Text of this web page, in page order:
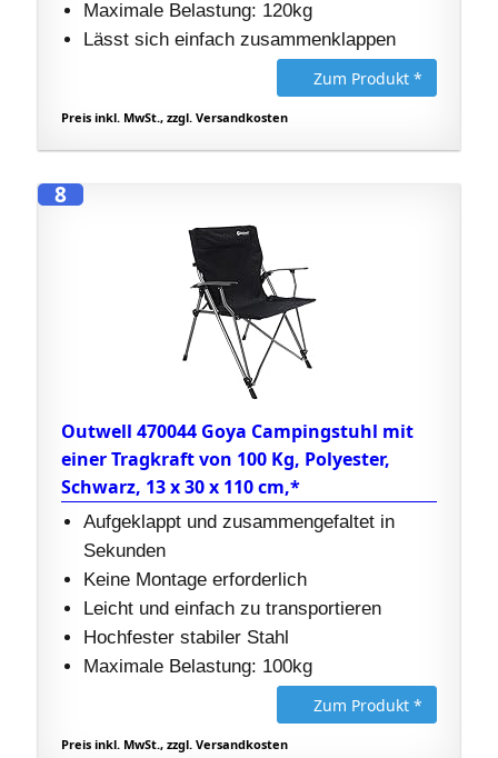
Maximale Belastung: 120kg
Lässt sich einfach zusammenklappen
Zum Produkt *
Preis inkl. MwSt., zzgl. Versandkosten
8
Outwell 470044 Goya Campingstuhl mit
einer Tragkraft von 100 Kg, Polyester,
Schwarz, 13 x 30 x 110 cm,*
Aufgeklappt und zusammengefaltet in
Sekunden
Keine Montage erforderlich
Leicht und einfach zu transportieren
Hochfester stabiler Stahl
Maximale Belastung: 100kg
Zum Produkt *
Preis inkl. MwSt., zzgl. Versandkosten